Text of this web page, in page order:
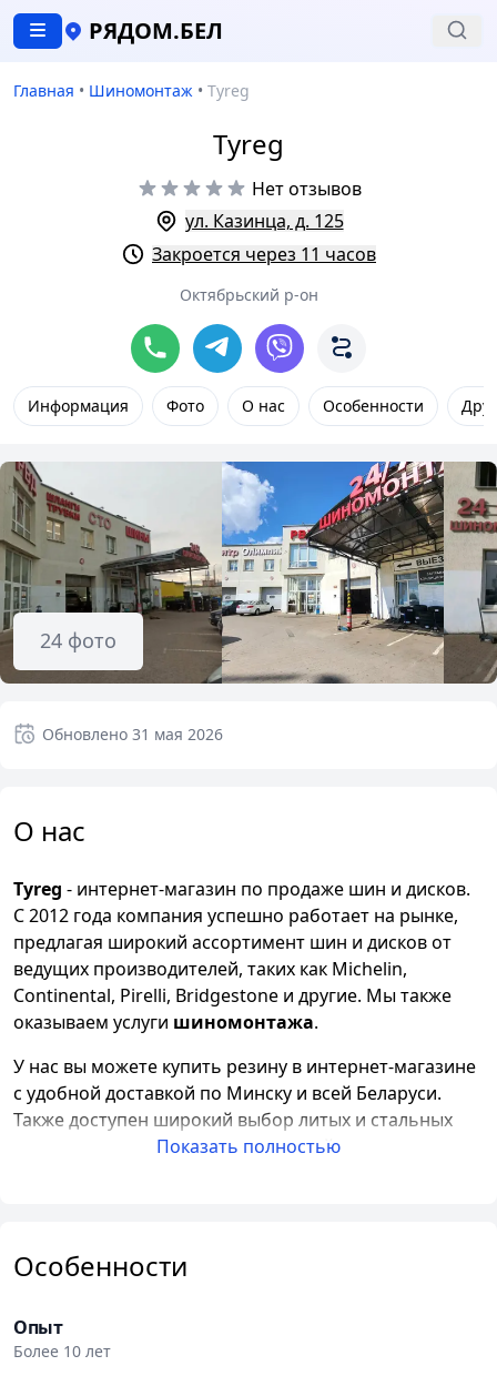
РЯДОМ.БЕЛ
Главная • Шиномонтаж • Tyreg
Tyreg
Нет отзывов
ул. Казинца, д. 125
Закроется через 11 часов
Октябрьский р-он
Информация Фото О нас Особенности
24 фото
Обновлено 31 мая 2026
О нас
Tyreg - интернет-магазин по продаже шин и дисков.
С 2012 года компания успешно работает на рынке,
предлагая широкий ассортимент шин и дисков от
ведущих производителей, таких как Michelin,
Continental, Pirelli, Bridgestone и другие. Мы также
оказываем услуги шиномонтажа.
У нас вы можете купить резину в интернет-магазине
с удобной доставкой по Минску и всей Беларуси.
Также доступен широкий выбор литых и стальных
дисков различных размеров и дизайнов.
балансировку колес, сезонное хранение шин и
пункты самовывоза и шиномонтажа.
Показать полностью
Особенности
Опыт
Более 10 лет